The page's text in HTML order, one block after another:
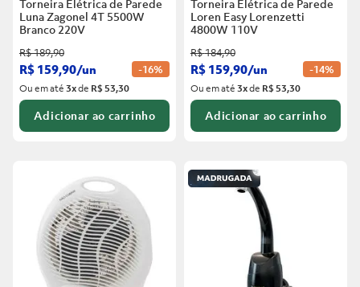
Torneira Elétrica de Parede
Luna Zagonel 4T 5500W
Branco 220V
R$189,90
R$ 159,90/un -16%
Ou em até3xde R$ 53,30
Adicionar ao carrinho
Torneira Elétrica de Parede
Loren Easy Lorenzetti
4800W 110V
R$184,90
R$ 159,90/un -14%
Ou em até3xde R$ 53,30
Adicionar ao carrinho